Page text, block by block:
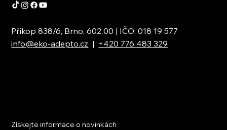
Příkop 838/6, Brno, 602 00 | IČO: 018 19 577
info@eko-adepto.cz | +420 776 483 329
Získejte informace o novinkách